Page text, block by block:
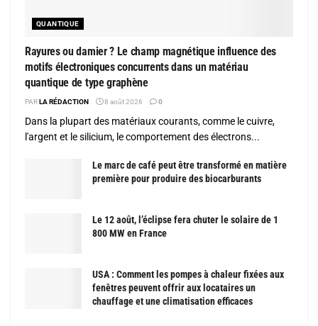
QUANTIQUE
Rayures ou damier ? Le champ magnétique influence des
motifs électroniques concurrents dans un matériau
quantique de type graphène
PARLA RÉDACTION 8 août 2026 0
Dans la plupart des matériaux courants, comme le cuivre,
l'argent et le silicium, le comportement des électrons...
Le marc de café peut être transformé en matière
première pour produire des biocarburants
Le 12 août, l’éclipse fera chuter le solaire de 1
800 MW en France
USA : Comment les pompes à chaleur fixées aux
fenêtres peuvent offrir aux locataires un
chauffage et une climatisation efficaces